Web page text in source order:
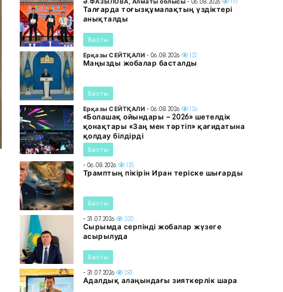
Талғарда тоғызқұмалақтың үздіктері
анықталды
Басты
Ерқазы СЕЙТҚАЛИ - 06.08.2026 122
Маңызды жобалар басталды
Басты
Ерқазы СЕЙТҚАЛИ - 06.08.2026 126
«Болашақ ойындары – 2026» шетелдік
қонақтары «Заң мен тәртіп» қағидатына
қолдау білдірді
Басты
- 06.08.2026 125
Трамптың пікірін Иран теріске шығарды
Басты
- 31.07.2026 320
Сырымда серпінді жобалар жүзеге
асырылуда
Басты
- 31.07.2026 281
Адалдық алаңындағы зияткерлік шара